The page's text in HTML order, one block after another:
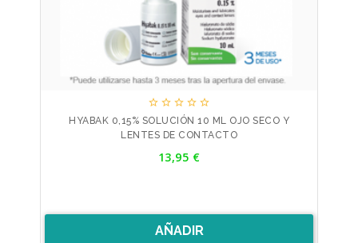
    
HYABAK 0,15% SOLUCIÓN 10 ML OJO SECO Y
LENTES DE CONTACTO
13,95 €
AÑADIR